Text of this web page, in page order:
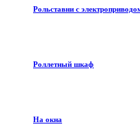
Рольставни с
Роллетный шкаф
На окна